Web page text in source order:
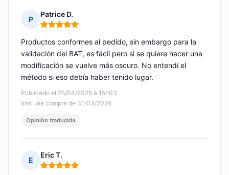
P
Patrice D.
Nota: 5 de 5
Publicado el 25/04/2026 à 15h03
tras una compra de 31/03/2026
Productos conformes al pedido, sin embargo para la
validación del BAT, es fácil pero si se quiere hacer una
modificación se vuelve más oscuro. No entendí el
método si eso debía haber tenido lugar.
Opinión traducida
E
Eric T.
Nota: 5 de 5